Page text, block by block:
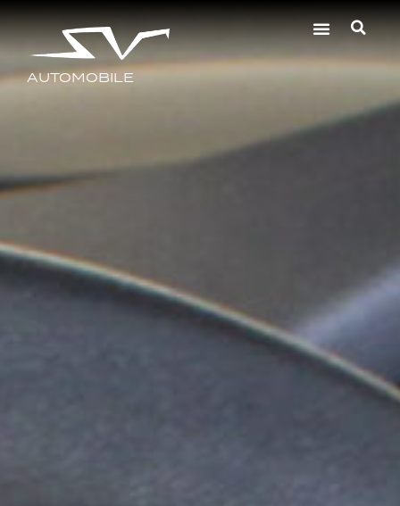
AUTOMOBILE